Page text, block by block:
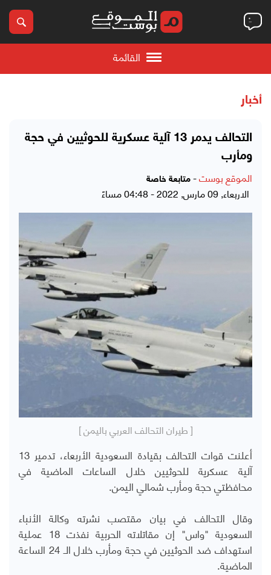
القائمة
أخبار
التحالف يدمر 13 آلية عسكرية للحوثيين في حجة
ومأرب
الموقع بوست- متابعة خاصة
الاربعاء, 09 مارس, 2022 - 04:48 مساءً
[ طيران التحالف العربي باليمن ]
أعلنت قوات التحالف بقيادة السعودية الأربعاء، تدمير 13
آلية عسكرية للحوثيين خلال الساعات الماضية في
محافظتي حجة ومأرب شمالي اليمن.
وقال التحالف في بيان مقتصب نشرته وكالة الأنباء
السعودية "واس" إن مقاتلاته الحربية نفذت 18 عملية
استهداف ضد الحوثيين في حجة ومأرب خلال الـ 24 الساعة
الماضية.